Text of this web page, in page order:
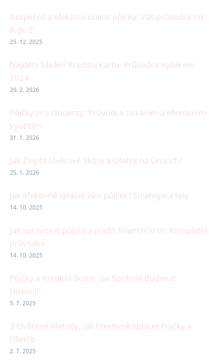
Bezpečné a efektivní online půjčky: Váš průvodce od
A do Z
25. 12. 2025
Najděte Ideální Kreditní Kartu: Průvodce Výběrem
2024
20. 2. 2026
Půjčky pro studenty: Průvodce získáním a efektivním
využitím
31. 1. 2026
Jak Zlepšit Úvěrové Skóre a Ušetřit na Úrocích?
25. 1. 2026
Jak efektivně splácet více půjček? Strategie a tipy
14. 10. 2025
Jak spravovat půjčky a přežít finanční krizi: Kompletní
průvodce
14. 10. 2025
Půjčky a Kreditní Skóre: Jak Správně Budovat
Historii?
5. 7. 2025
3 Ověřené Metody, Jak Efektivně Splácet Půjčky a
Ušetřit
2. 7. 2025